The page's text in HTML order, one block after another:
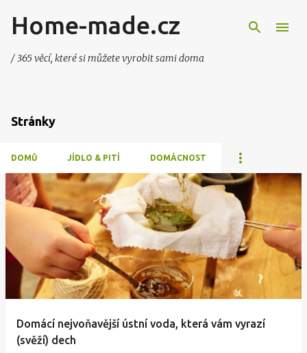
Přeskočit na hlavní obsah
Home-made.cz
/ 365 věcí, které si můžete vyrobit sami doma
Stránky
DOMŮ JÍDLO & PITÍ DOMÁCNOST
P
ř
s
Domácí nejvoňavější ústní voda, která vám vyrazí
(svěží) dech